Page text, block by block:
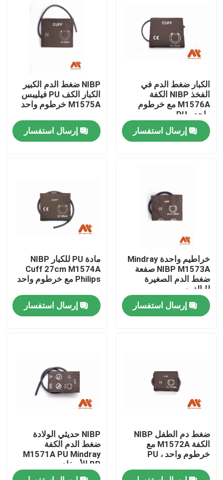
المنتجات
حول بنا
جولة في المعمل
ضبط الجودة
كابل المريض ECG
كابلات مراقبة المريض
جهاز استشعار spo2 القابل لإعادة الاستخدام
الكبار ضغط الدم في
الفخذ NIBP الكفة
M1576A مع خرطوم
واحد ، PU
إرسال استفسار
NIBP ضغط الدم الكبير
الكبار الكف PU فيليبس
M1575A خرطوم واحد
إرسال استفسار
خراطيم واحدة Mindray
NIBP M1573A صفعة
ضغط الدم الصغيرة
للبالغين
إرسال استفسار
مادة PU للكبار NIBP
Cuff 27cm M1574A
Philips مع خرطوم واحد
إرسال استفسار
ضغط دم الطفل NIBP
الكفة M1572A مع
خرطوم واحد ، PU
NIBP حديثي الولادة
ضغط الدم الكفة
M1571A PU Mindray
BP الأصفاد